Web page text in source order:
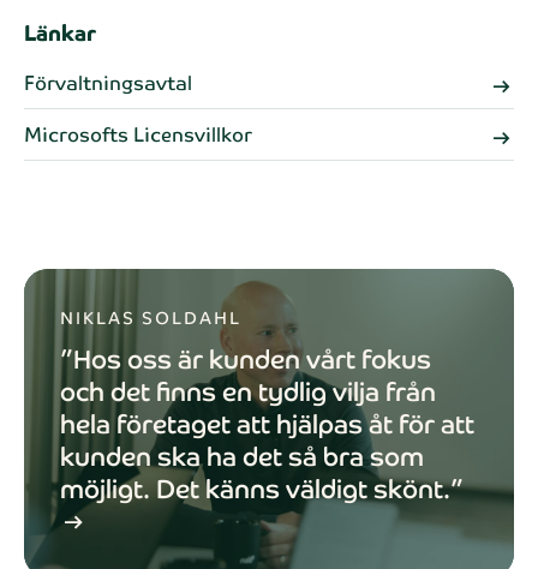
Länkar
Förvaltningsavtal arrow_right_alt
Microsofts Licensvillkor arrow_right_alt
NIKLAS SOLDAHL
”Hos oss är kunden vårt fokus
och det finns en tydlig vilja från
hela företaget att hjälpas åt för att
kunden ska ha det så bra som
möjligt. Det känns väldigt skönt.”
arrow_right_alt